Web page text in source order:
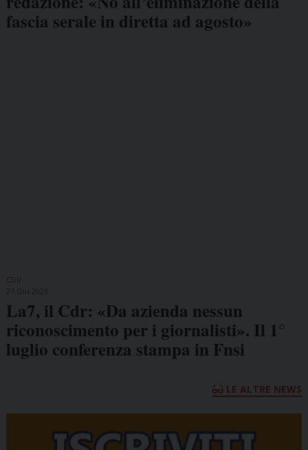
fascia serale in diretta ad agosto»
CDR
La7, il Cdr: «Da azienda nessun
riconoscimento per i giornalisti». Il 1°
luglio conferenza stampa in Fnsi
LE ALTRE NEWS